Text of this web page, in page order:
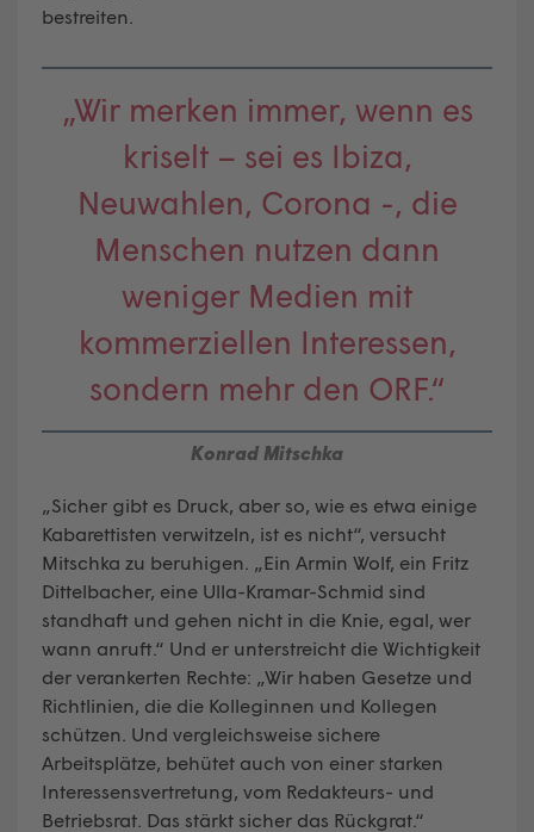
bestreiten.
„Wir merken immer, wenn es
kriselt – sei es Ibiza,
Neuwahlen, Corona -, die
Menschen nutzen dann
weniger Medien mit
kommerziellen Interessen,
sondern mehr den ORF.“
Konrad Mitschka
„Sicher gibt es Druck, aber so, wie es etwa einige
Kabarettisten verwitzeln, ist es nicht“, versucht
Mitschka zu beruhigen. „Ein Armin Wolf, ein Fritz
Dittelbacher, eine Ulla-Kramar-Schmid sind
standhaft und gehen nicht in die Knie, egal, wer
wann anruft.“ Und er unterstreicht die Wichtigkeit
der verankerten Rechte: „Wir haben Gesetze und
Richtlinien, die die Kolleginnen und Kollegen
schützen. Und vergleichsweise sichere
Arbeitsplätze, behütet auch von einer starken
Interessensvertretung, vom Redakteurs- und
Betriebsrat. Das stärkt sicher das Rückgrat.“